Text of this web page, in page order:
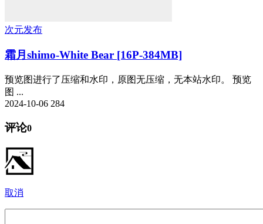
次元发布
霜月shimo-White Bear [16P-384MB]
预览图进行了压缩和水印，原图无压缩，无本站水印。 预览
图 ...
2024-10-06 284
评论0
取消